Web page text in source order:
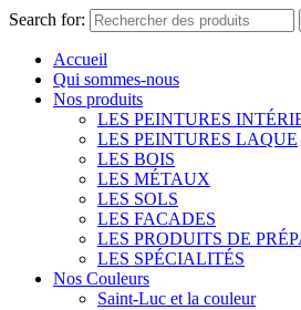
Search for:
Accueil
Qui sommes-nous
Nos produits
LES PEINTURES
LES PEINTURES LAQUE
LES BOIS
LES MÉTAUX
LES SOLS
LES FACADES
LES PRODUITS DE
LES SPÉCIALITÉS
Nos Couleurs
Saint-Luc et la couleur